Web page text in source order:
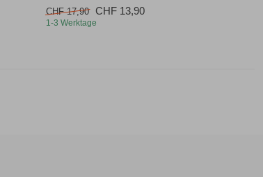
CHF 17,90 CHF 13,90
1-3 Werktage